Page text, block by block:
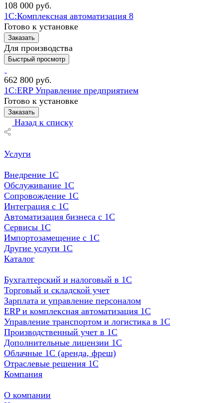
108 000 руб.
1С:Комплексная автоматизация 8
Готово к установке
Заказать
Для производства
Быстрый просмотр
662 800 руб.
1С:ERP Управление предприятием
Готово к установке
Заказать
Назад к списку
Услуги
Внедрение 1С
Обслуживание 1С
Сопровождение 1С
Интеграция с 1С
Автоматизация бизнеса с 1С
Сервисы 1С
Импортозамещение с 1С
Другие услуги 1С
Каталог
Бухгалтерский и налоговый в 1С
Торговый и складской учет
Зарплата и управление персоналом
ERP и комплексная автоматизация 1С
Управление транспортом и логистика в 1С
Производственный учет в 1С
Дополнительные лицензии 1С
Облачные 1С (аренда, фреш)
Отраслевые решения 1С
Компания
О компании